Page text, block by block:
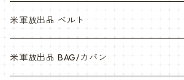
米軍放出品 ベルト
米軍放出品 BAG/カバン